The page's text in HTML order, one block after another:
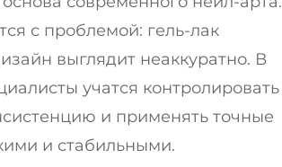
с проблемой: гель-лак
выглядит неаккуратно. В
учатся контролировать
и применять точные
и стабильными.